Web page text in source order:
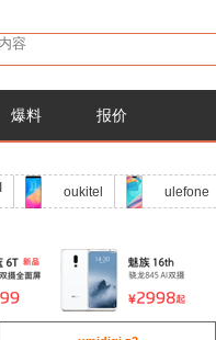
爆料 报价
oukitel ulefone